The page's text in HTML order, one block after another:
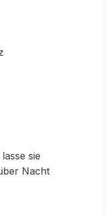
sie
Nacht